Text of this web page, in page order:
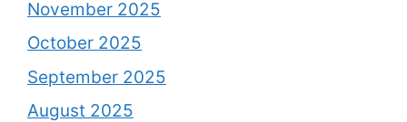
November 2025
October 2025
September 2025
August 2025